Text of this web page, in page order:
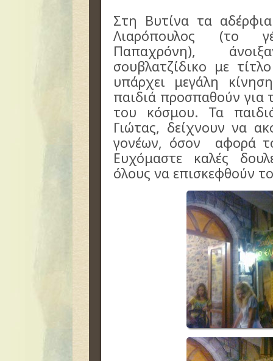
Στη Βυτίνα τα
Λιαρόπουλος (το
Παπαχρόνη),
σουβλατζίδικο με
υπάρχει μεγάλη
παιδιά προσπαθούν για
του κόσμου. Τα
Γιώτας, δείχνουν να
γονέων, όσον αφορά
Ευχόμαστε καλές
όλους να επισκεφθούν